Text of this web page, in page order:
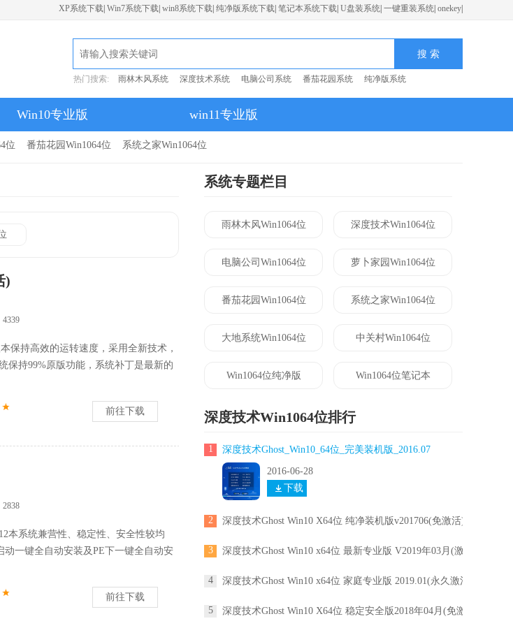
XP系统下载 Win7系统下载 win8系统下载 纯净版系统下载 笔记本系统下载 U盘装系统 一键重装系统 onekey
热门搜索: 雨林木风系统 深度技术系统 电脑公司系统 番茄花园系统 纯净版系统
Win10专业版 win11专业版
位 番茄花园Win1064位 系统之家Win1064位
系统专题栏目
雨林木风Win1064位 深度技术Win1064位
电脑公司Win1064位 萝卜家园Win1064位
番茄花园Win1064位 系统之家Win1064位
大地系统Win1064位 中关村Win1064位
Win1064位纯净版 Win1064位笔记本
深度技术Win1064位排行
1 深度技术Ghost_Win10_64位_完美装机版_2016.07
2016-06-28
下载
2 深度技术Ghost Win10 X64位 纯净装机版v201706(免激活)
3 深度技术Ghost Win10 x64位 最新专业版 V2019年03月(激活版)
4 深度技术Ghost Win10 x64位 家庭专业版 2019.01(永久激活)
5 深度技术Ghost Win10 X64位 稳定安全版2018年04月(免激活)
)
4339
保持高效的运转速度，采用全新技术，
保持99%原版功能，系统补丁是最新的
前往下载
2838
本系统兼营性、稳定性、安全性较均
一键全自动安装及PE下一键全自动安
前往下载